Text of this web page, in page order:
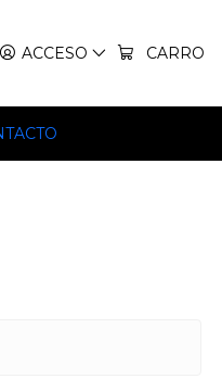
ACCESO CARRO